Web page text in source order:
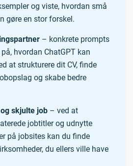
og viste, hvordan små
gøre en stor forskel.
– konkrete prompts
hvordan ChatGPT kan
at strukturere dit CV, finde
og skabe bedre
skjulte job – ved at
jobtitler og udnytte
på jobsites kan du finde
du ellers ville have